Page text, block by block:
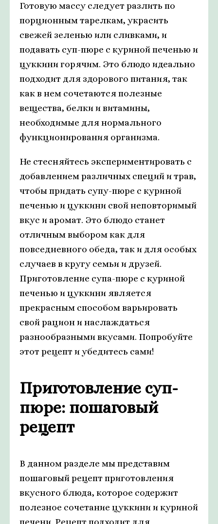
Готовую массу следует разлить по
порционным тарелкам, украсить
свежей зеленью или сливками, и
подавать суп-пюре с куриной печенью и
цуккини горячим. Это блюдо идеально
подходит для здорового питания, так
как в нем сочетаются полезные
вещества, белки и витамины,
необходимые для нормального
функционирования организма.
Не стесняйтесь экспериментировать с
добавлением различных специй и трав,
чтобы придать супу-пюре с куриной
печенью и цуккини свой неповторимый
вкус и аромат. Это блюдо станет
отличным выбором как для
повседневного обеда, так и для особых
случаев в кругу семьи и друзей.
Приготовление супа-пюре с куриной
печенью и цуккини является
прекрасным способом варьировать
свой рацион и наслаждаться
разнообразными вкусами. Попробуйте
этот рецепт и убедитесь сами!
Приготовление суп-
пюре: пошаговый
рецепт
В данном разделе мы представим
пошаговый рецепт приготовления
вкусного блюда, которое содержит
полезное сочетание цуккини и куриной